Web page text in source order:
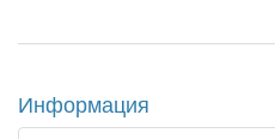
Информация